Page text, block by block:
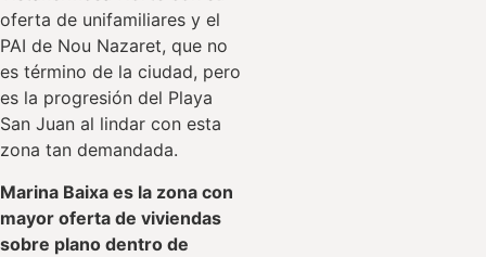
oferta de unifamiliares y el
PAI de Nou Nazaret, que no
es término de la ciudad, pero
es la progresión del Playa
San Juan al lindar con esta
zona tan demandada.
Marina Baixa es la zona con
mayor oferta de viviendas
sobre plano dentro de